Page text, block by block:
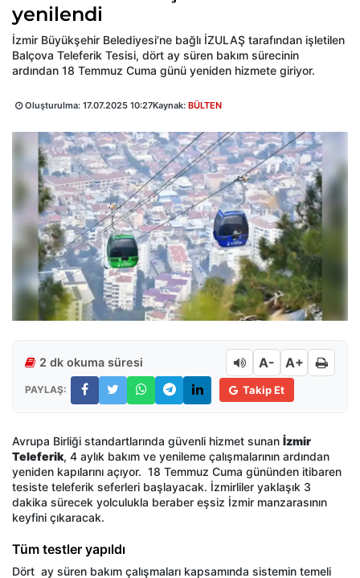
yenilendi
İzmir Büyükşehir Belediyesi’ne bağlı İZULAŞ tarafından işletilen
Balçova Teleferik Tesisi, dört ay süren bakım sürecinin
ardından 18 Temmuz Cuma günü yeniden hizmete giriyor.
Oluşturulma: 17.07.2025 10:27Kaynak: BÜLTEN
2 dk okuma süresi A- A+
PAYLAŞ: Takip Et
Avrupa Birliği standartlarında güvenli hizmet sunan İzmir
Teleferik, 4 aylık bakım ve yenileme çalışmalarının ardından
yeniden kapılarını açıyor. 18 Temmuz Cuma gününden itibaren
tesiste teleferik seferleri başlayacak. İzmirliler yaklaşık 3
dakika sürecek yolculukla beraber eşsiz İzmir manzarasının
keyfini çıkaracak.
Tüm testler yapıldı
Dört ay süren bakım çalışmaları kapsamında sistemin temeli